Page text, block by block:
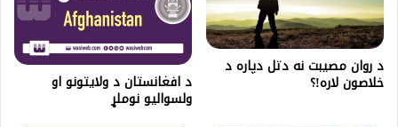
د روان مصيبت نه دتل دپاره د
خلاصون لاره!؟ د افغانستان د ولایتونو او
ولسوالیو نوملړ